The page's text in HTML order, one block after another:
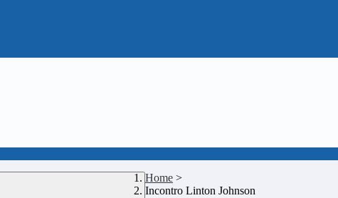
Home >
Incontro Linton Johnson